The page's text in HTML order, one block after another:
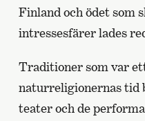
Finland och ödet som
intressesfärer lades
Traditioner som var
naturreligionernas tid
teater och de